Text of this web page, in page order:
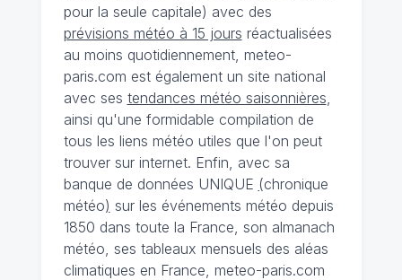
pour la seule capitale) avec des
prévisions météo à 15 jours réactualisées
au moins quotidiennement, meteo-
paris.com est également un site national
avec ses tendances météo saisonnières
ainsi qu'une formidable compilation de
tous les liens météo utiles que l'on peut
trouver sur internet. Enfin, avec sa
banque de données UNIQUE (chronique
météo) sur les événements météo depuis
1850 dans toute la France, son almanach
météo, ses tableaux mensuels des aléas
climatiques en France, meteo-paris.com